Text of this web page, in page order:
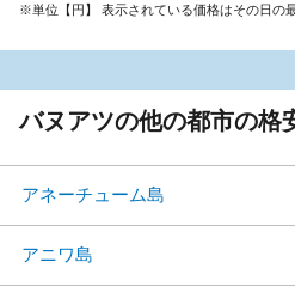
※単位【円】 表示されている価格はその日の
バヌアツの他の都市の格
アネーチューム島
アニワ島